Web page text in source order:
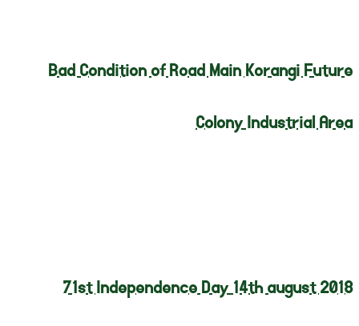
Bad Condition of Road Main Korangi Future
Colony Industrial Area
71st Independence Day 14th august 2018